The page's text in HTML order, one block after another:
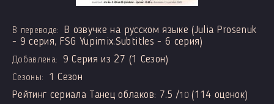
В переводе:
В озвучке на русском языке (Julia Prosenuk
- 9 серия, FSG Yupimix.Subtitles - 6 серия)
Добавлена: 9 Серия из 27 (1 Сезон)
Сезоны:
1 Сезон
Рейтинг сериала Танец облаков: 7.5 /10(114 оценок)